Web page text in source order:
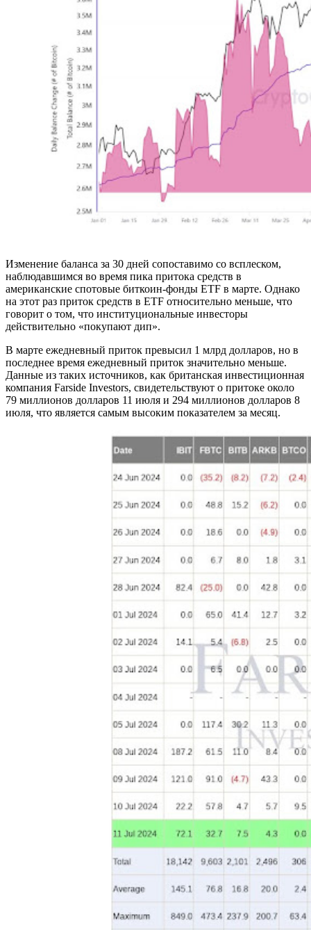
Изменение баланса за 30 дней сопоставимо со всплеском,
наблюдавшимся во время пика притока средств в
американские спотовые биткоин-фонды ETF в марте. Однако
на этот раз приток средств в ETF относительно меньше, что
говорит о том, что институциональные инвесторы
действительно «покупают дип».
В марте ежедневный приток превысил 1 млрд долларов, но в
последнее время ежедневный приток значительно меньше.
Данные из таких источников, как британская инвестиционная
компания Farside Investors, свидетельствуют о притоке около
79 миллионов долларов 11 июля и 294 миллионов долларов 8
июля, что является самым высоким показателем за месяц.